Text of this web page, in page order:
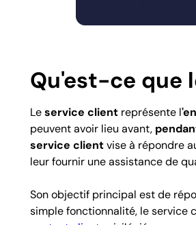
Qu'est-ce que
Leservice client représente l
peuvent avoir lieu avant,
service clientvise à répondre
leur fournir uneassistance de
Son objectif principal est de
simple fonctionnalité, le service